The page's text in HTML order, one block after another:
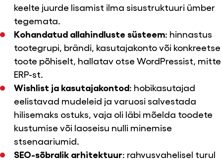
keelte juurde lisamist ilma sisustruktuuri ümber
tegemata.
Kohandatud allahindluste süsteem: hinnastus
tootegrupi, brändi, kasutajakonto või konkreetse
toote põhiselt, hallatav otse WordPressist, mitte
ERP-st.
Wishlist ja kasutajakontod: hobikasutajad
eelistavad mudeleid ja varuosi salvestada
hilisemaks ostuks, vaja oli läbi mõelda toodete
kustumise või laoseisu nulli minemise
stsenaariumid.
SEO-sõbralik arhitektuur: rahvusvahelisel turul